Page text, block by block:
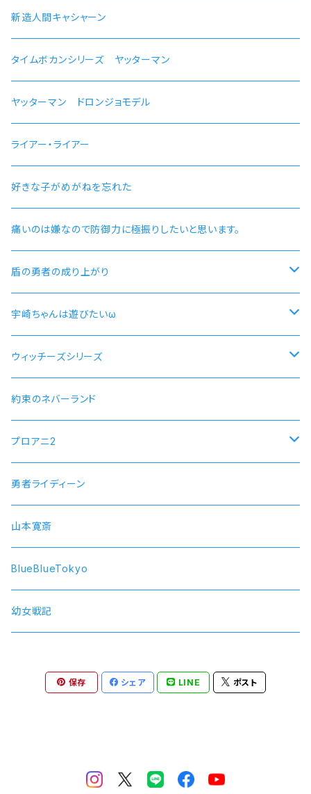
【パウロ・グレイラッド】腕時計 本数限定
【オルステッド】腕時計 本数限定
かにこ
新造人間キャシャーン 50周年記念モデル
タイムボカンシリーズ ヤッターマン 45周年記念モデル
新造人間キャシャーン
タイムボカンシリーズ ヤッターマン
ヤッターマン ドロンジョモデル
ライアー・ライアー
好きな子がめがねを忘れた
痛いのは嫌なので防御力に極振りしたいと思います。
盾の勇者の成り上がり
尚文
ラフタリア
フィーロ
宇崎ちゃんは遊びたいω
宇崎ちゃんモデル
先輩モデル
ウィッチーズシリーズ
ストライクウィッチーズ15周年501部隊モデル
約束のネバーランド
プロアニ2
SOARA
SolidS
Growth
QUELL
勇者ライディーン
山本寛斎
BlueBlueTokyo
幼女戦記
保存 シェア LINE ポスト